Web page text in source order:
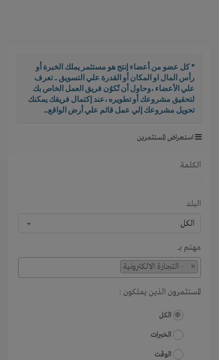
* كل عضو من أعضاء إنتج هو مستثمر يملك الخبرة أو
رأس المال او المكان أو القدرة علي التسويق .. تعرف
علي الأعضاء ،وحاول أن تُكوُن فريق العمل الخاص بك
لتحقيق مشروعك أو تطويره ،عند إكتمال فريقك يمكنك
تحويل مشروعك إلي عمل قائم علي أرض الواقع...
استعراض المستثمرين
الكلمة
البلد
الكل
مهتم بـــ
×
- التجارة الالكترونية
المستثمرون الذين يملكون :
الكل
الخبرات
الوقت